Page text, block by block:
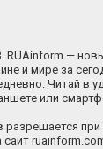
RUAinform —
и мире за
Читай в
или
разрешается
сайт